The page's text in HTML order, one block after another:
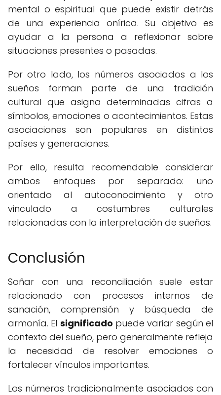
mental o espiritual que puede existir detrás
de una experiencia onírica. Su objetivo es
ayudar a la persona a reflexionar sobre
situaciones presentes o pasadas.
Por otro lado, los números asociados a los
sueños forman parte de una tradición
cultural que asigna determinadas cifras a
símbolos, emociones o acontecimientos. Estas
asociaciones son populares en distintos
países y generaciones.
Por ello, resulta recomendable considerar
ambos enfoques por separado: uno
orientado al autoconocimiento y otro
vinculado a costumbres culturales
relacionadas con la interpretación de sueños.
Conclusión
Soñar con una reconciliación suele estar
relacionado con procesos internos de
sanación, comprensión y búsqueda de
armonía. El significado puede variar según el
contexto del sueño, pero generalmente refleja
la necesidad de resolver emociones o
fortalecer vínculos importantes.
Los números tradicionalmente asociados con